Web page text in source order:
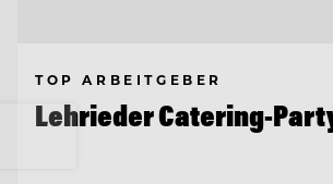
TOP ARBEITGEBER
Lehrieder Catering-